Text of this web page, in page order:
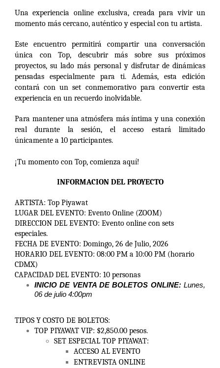
Una experiencia online exclusiva, creada para vivir un
momento más cercano, auténtico y especial con tu artista.
Este encuentro permitirá compartir una conversación
única con Top, descubrir más sobre sus próximos
proyectos, su lado más personal y disfrutar de dinámicas
pensadas especialmente para ti. Además, esta edición
contará con un set conmemorativo para convertir esta
experiencia en un recuerdo inolvidable.
Para mantener una atmósfera más íntima y una conexión
real durante la sesión, el acceso estará limitado
únicamente a 10 participantes.
¡Tu momento con Top, comienza aquí!
INFORMACION DEL PROYECTO
ARTISTA: Top Piyawat
LUGAR DEL EVENTO: Evento Online (ZOOM)
DIRECCION DEL EVENTO: Evento online con sets
especiales.
FECHA DE EVENTO: Domingo, 26 de Julio, 2026
HORARIO DEL EVENTO: 08:00 PM a 10:00 PM (horario
CDMX)
CAPACIDAD DEL EVENTO: 10 personas
INICIO DE VENTA DE BOLETOS ONLINE: Lunes,
06 de julio 4:00pm
TIPOS Y COSTO DE BOLETOS:
TOP PIYAWAT VIP: $2,850.00 pesos.
SET ESPECIAL TOP PIYAWAT:
ACCESO AL EVENTO
ENTREVISTA ONLINE